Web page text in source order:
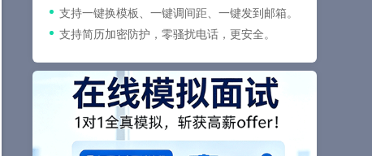
支持一键换模板、一键调间距、一键发到邮箱。
支持简历加密防护，零骚扰电话，更安全。